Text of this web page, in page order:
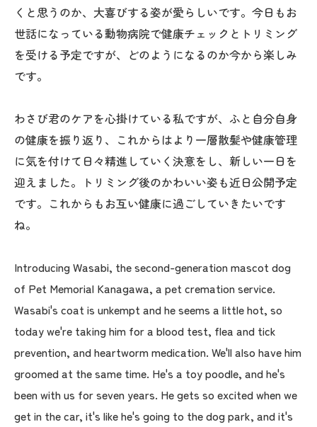
くと思うのか、大喜びする姿が愛らしいです。今日もお
世話になっている動物病院で健康チェックとトリミング
を受ける予定ですが、どのようになるのか今から楽しみ
です。
わさび君のケアを心掛けている私ですが、ふと自分自身
の健康を振り返り、これからはより一層散髪や健康管理
に気を付けて日々精進していく決意をし、新しい一日を
迎えました。トリミング後のかわいい姿も近日公開予定
です。これからもお互い健康に過ごしていきたいです
ね。
Introducing Wasabi, the second-generation mascot dog
of Pet Memorial Kanagawa, a pet cremation service.
Wasabi's coat is unkempt and he seems a little hot, so
today we're taking him for a blood test, flea and tick
prevention, and heartworm medication. We'll also have him
groomed at the same time. He's a toy poodle, and he's
been with us for seven years. He gets so excited when we
get in the car, it's like he's going to the dog park, and it's